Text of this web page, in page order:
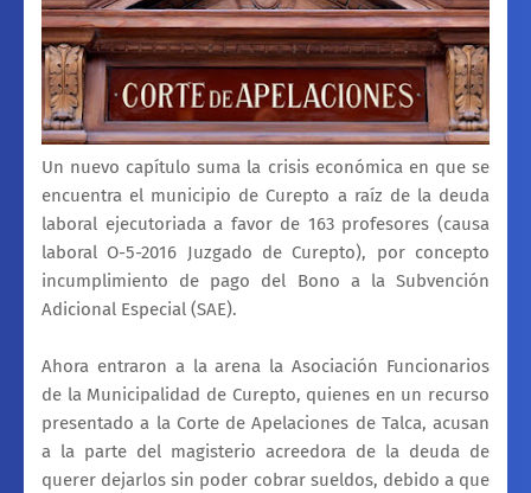
Un nuevo capítulo suma la crisis económica en que se
encuentra el municipio de Curepto a raíz de la deuda
laboral ejecutoriada a favor de 163 profesores (causa
laboral O-5-2016 Juzgado de Curepto), por concepto
incumplimiento de pago del Bono a la Subvención
Adicional Especial (SAE).
Ahora entraron a la arena la Asociación Funcionarios
de la Municipalidad de Curepto, quienes en un recurso
presentado a la Corte de Apelaciones de Talca, acusan
a la parte del magisterio acreedora de la deuda de
querer dejarlos sin poder cobrar sueldos, debido a que